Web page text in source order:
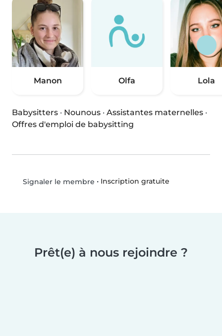
Manon Olfa Lola
Babysitters · Nounous · Assistantes maternelles ·
Offres d'emploi de babysitting
Signaler le membre • Inscription gratuite
Prêt(e) à nous rejoindre ?